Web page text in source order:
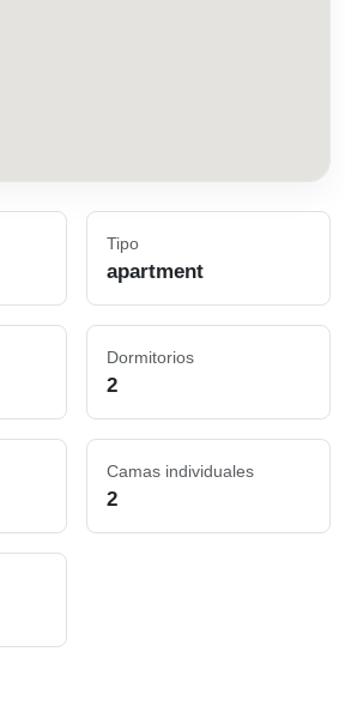
Tipo
apartment
Dormitorios
2
Camas individuales
2